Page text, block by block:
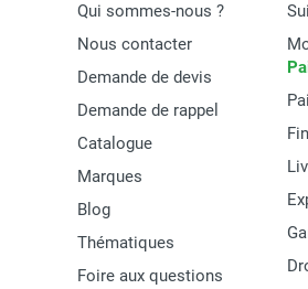
Qui sommes-nous ?
Nous contacter
Demande de devis
Demande de rappel
Catalogue
Marques
Blog
Thématiques
Foire aux questions